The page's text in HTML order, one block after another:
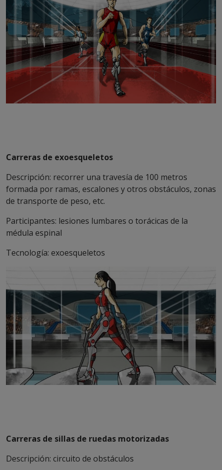
Carreras de exoesqueletos
Descripción: recorrer una travesía de 100 metros
formada por ramas, escalones y otros obstáculos, zonas
de transporte de peso, etc.
Participantes: lesiones lumbares o torácicas de la
médula espinal
Tecnología: exoesqueletos
Carreras de sillas de ruedas motorizadas
Descripción: circuito de obstáculos